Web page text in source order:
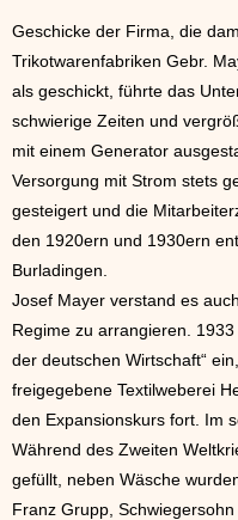
Geschicke der Firma, die
Trikotwarenfabriken Gebr.
als geschickt, führte das
schwierige Zeiten und
mit einem Generator
Versorgung mit Strom stets
gesteigert und die
den 1920ern und 1930ern
Burladingen.
Josef Mayer verstand es
Regime zu arrangieren.
der deutschen Wirtschaft“
freigegebene Textilweberei
den Expansionskurs fort. Im
Während des Zweiten
gefüllt, neben Wäsche
Franz Grupp,